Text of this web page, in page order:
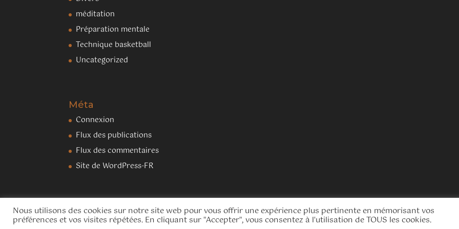
méditation
Préparation mentale
Technique basketball
Uncategorized
Méta
Connexion
Flux des publications
Flux des commentaires
Site de WordPress-FR
Conçu Par Elegant Themes| Propulsé ParWordPress
Nous utilisons des cookies sur notre site web pour vous offrir une expérience plus pertinente en mémorisant vos
préférences et vos visites répétées. En cliquant sur "Accepter", vous consentez à l'utilisation de TOUS les cookies.